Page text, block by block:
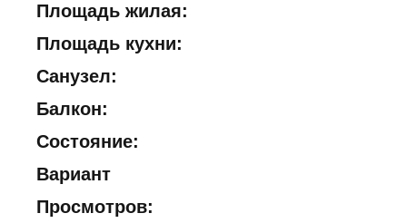
Площадь жилая:
Площадь кухни:
Санузел:
Балкон:
Состояние:
Вариант
Просмотров: